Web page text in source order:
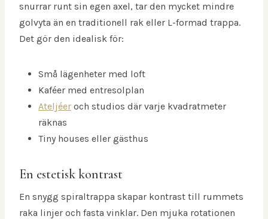
snurrar runt sin egen axel, tar den mycket mindre
golvyta än en traditionell rak eller L-formad trappa.
Det gör den idealisk för:
Små lägenheter med loft
Kaféer med entresolplan
Ateljéer och studios där varje kvadratmeter
räknas
Tiny houses eller gästhus
En estetisk kontrast
En snygg spiraltrappa skapar kontrast till rummets
raka linjer och fasta vinklar. Den mjuka rotationen